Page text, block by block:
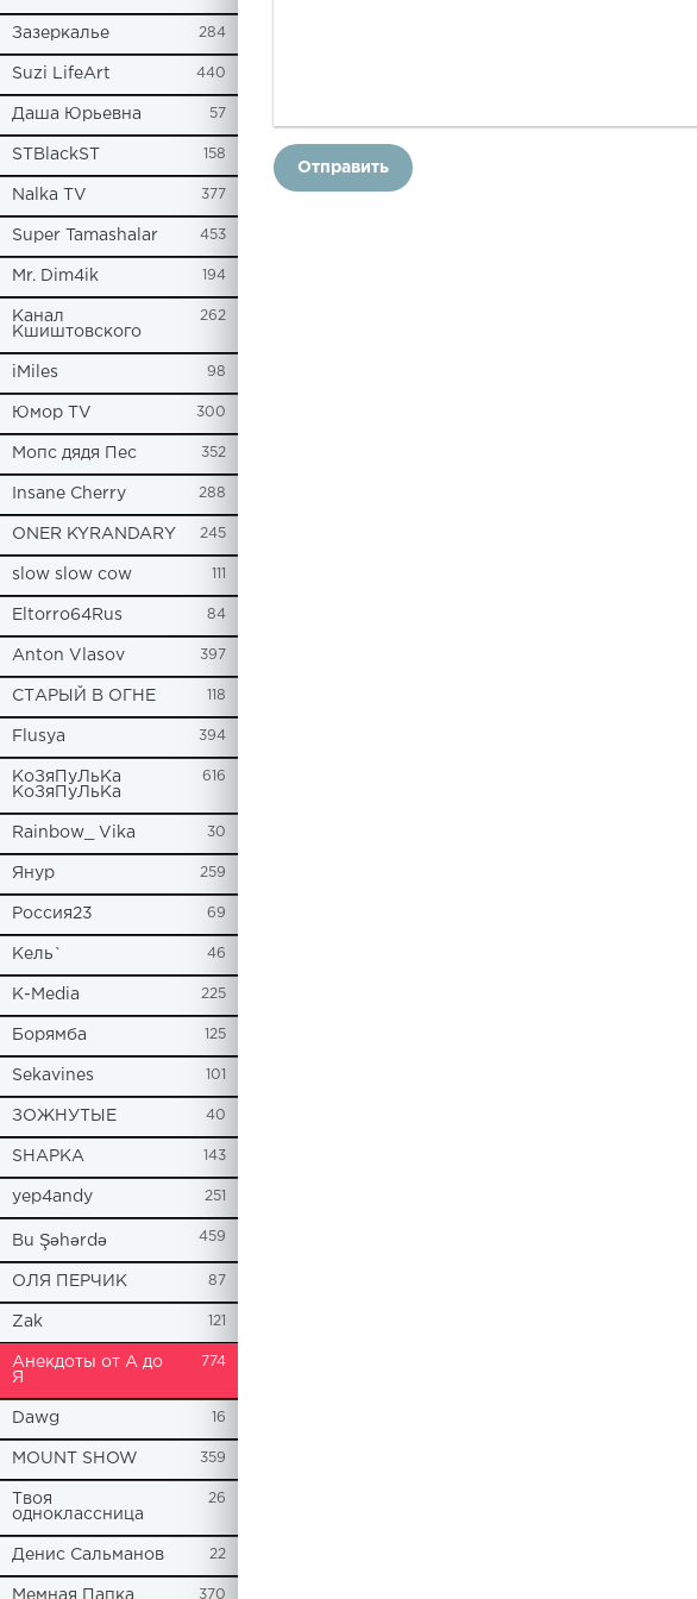
Зазеркалье 284
Suzi LifeArt 440
Даша Юрьевна 57
STBlackST 158
Nalka TV 377
Super Tamashalar 453
Mr. Dim4ik 194
Канал
Кшиштовского
262
iMiles 98
Юмор TV 300
Мопс дядя Пес 352
Insane Cherry 288
ONER KYRANDARY 245
slow slow cow 111
Eltorro64Rus 84
Anton Vlasov 397
СТАРЫЙ В ОГНЕ 118
Flusya 394
КоЗяПуЛьКа
КоЗяПуЛьКа
616
Rainbow_ Vika 30
Янур 259
Россия23 69
Кель` 46
К-Media 225
Борямба 125
Sekavines 101
ЗОЖНУТЫЕ 40
SHAPKA 143
yep4andy 251
Bu Şəhərdə 459
ОЛЯ ПЕРЧИК 87
Zak 121
Анекдоты от А до
Я
774
Dawg 16
MOUNT SHOW 359
Твоя
одноклассница
26
Денис Сальманов 22
Мемная Папка 370
Отправить